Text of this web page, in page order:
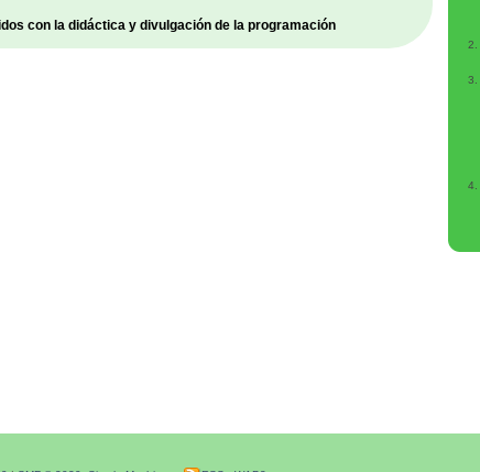
con la didáctica y divulgación de la programación